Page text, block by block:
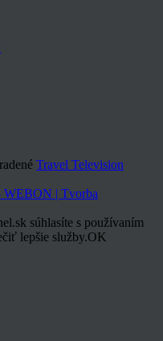
Travel Television
WEBON | Tvorba
súhlasíte s používaním
lepšie služby.OK